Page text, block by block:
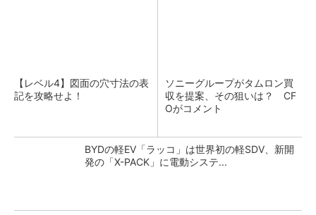
【レベル4】図面の穴寸法の表
記を攻略せよ！
ソニーグループがタムロン買
収を提案、その狙いは？ CF
Oがコメント
BYDの軽EV「ラッコ」は世界初の軽SDV、新開
発の「X-PACK」に電動システ...